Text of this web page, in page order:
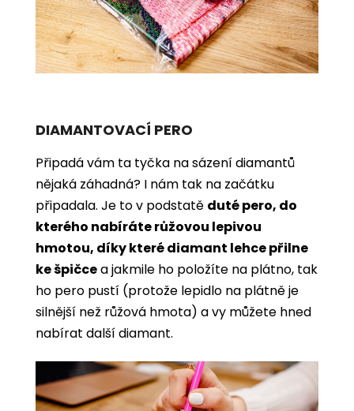
DIAMANTOVACÍ PERO
Připadá vám ta tyčka na sázení diamantů
nějaká záhadná? I nám tak na začátku
připadala. Je to v podstatě duté pero, do
kterého nabíráte růžovou lepivou
hmotou, díky které diamant lehce přilne
ke špičcea jakmile ho položíte na plátno, tak
ho pero pustí (protože lepidlo na plátně je
silnější než růžová hmota) a vy můžete hned
nabírat další diamant.